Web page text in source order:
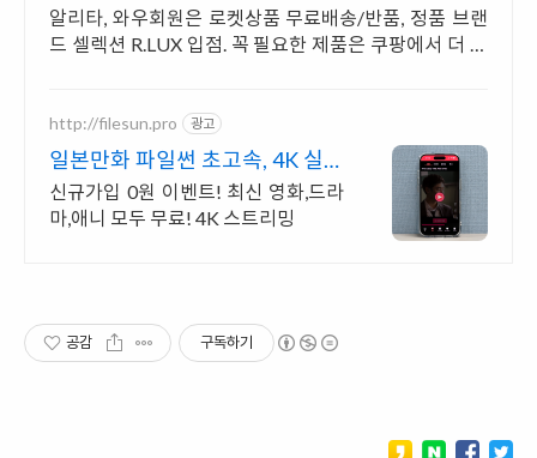
알리타, 와우회원은 로켓상품 무료배송/반품, 정품 브랜
드 셀렉션 R.LUX 입점. 꼭 필요한 제품은 쿠팡에서 더 저
http://filesun.pro 광고
일본만화 파일썬 초고속, 4K 실시
간 보기!
신규가입 0원 이벤트! 최신 영화,드라
마,애니 모두 무료! 4K 스트리밍
공감 구독하기